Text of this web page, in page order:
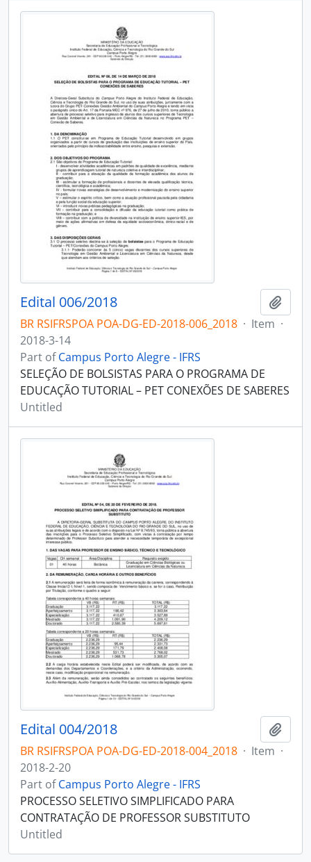
Edital 006/2018
BR RSIFRSPOA POA-DG-ED-2018-006_2018 · Item ·
2018-3-14
Part ofCampus Porto Alegre - IFRS
SELEÇÃO DE BOLSISTAS PARA O PROGRAMA DE
EDUCAÇÃO TUTORIAL – PET CONEXÕES DE SABERES
Untitled
Edital 004/2018
BR RSIFRSPOA POA-DG-ED-2018-004_2018 · Item ·
2018-2-20
Part ofCampus Porto Alegre - IFRS
PROCESSO SELETIVO SIMPLIFICADO PARA
CONTRATAÇÃO DE PROFESSOR SUBSTITUTO
Untitled